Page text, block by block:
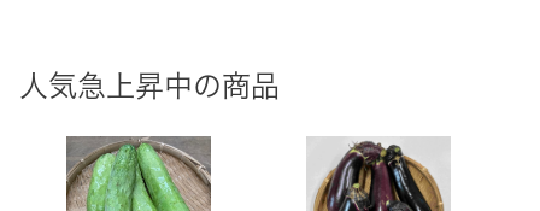
人気急上昇中の商品